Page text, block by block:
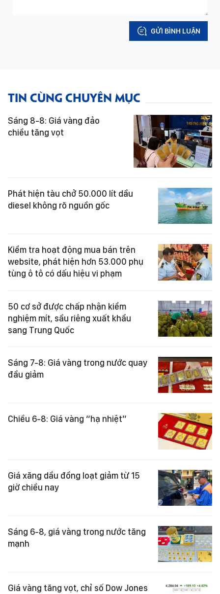
GỬI BÌNH LUẬN
TIN CÙNG CHUYÊN MỤC
Sáng 8-8: Giá vàng đảo
chiều tăng vọt
Phát hiện tàu chở 50.000 lít dầu
diesel không rõ nguồn gốc
Kiểm tra hoạt động mua bán trên
website, phát hiện hơn 53.000 phụ
tùng ô tô có dấu hiệu vi phạm
50 cơ sở được chấp nhận kiểm
nghiệm mít, sầu riêng xuất khẩu
sang Trung Quốc
Sáng 7-8: Giá vàng trong nước quay
đầu giảm
Chiều 6-8: Giá vàng “hạ nhiệt”
Giá xăng dầu đồng loạt giảm từ 15
giờ chiều nay
Sáng 6-8, giá vàng trong nước tăng
mạnh
Giá vàng tăng vọt, chỉ số Dow Jones